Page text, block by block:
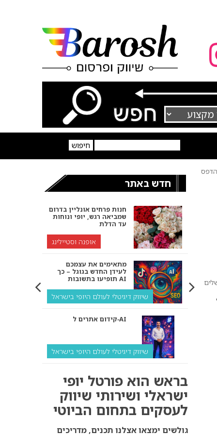
הדפס
חדש באתר
חנות פרחים אונליין בדרום
שמביאה רגש, יופי ונוחות
עד הדלת
אופנה וסטיילינג
מתאימים את עצמכם
לעידן החדש בגוגל – כך
תופיעו בתשובות AI
שיווק דיגיטלי לעולם היופי בישראל
קידום אתרים ל‑AI
שיווק דיגיטלי לעולם היופי בישראל
ולמה העסק שלך צריך
שיווק דיגיטלי לעסקים
קידום ל‑AI לעומת קידום
בראש הוא פורטל יופי
ישראלי ושירותי שיווק
לעסקים בתחום הביוטי
גולשים ימצאו אצלנו תכנים, מדריכים